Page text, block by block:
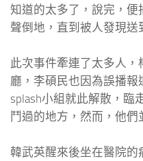
知道的太多了，說完，
聲倒地，直到被人發現送
此次事件牽連了太多人
廳，李碩民也因為誤播報
splash小組就此解散，臨
鬥過的地方，然而，他們
韓武英醒來後坐在醫院